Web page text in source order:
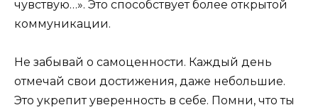
чувствую…». Это способствует более открытой
коммуникации.
Не забывай о самоценности. Каждый день
отмечай свои достижения, даже небольшие.
Это укрепит уверенность в себе. Помни, что ты